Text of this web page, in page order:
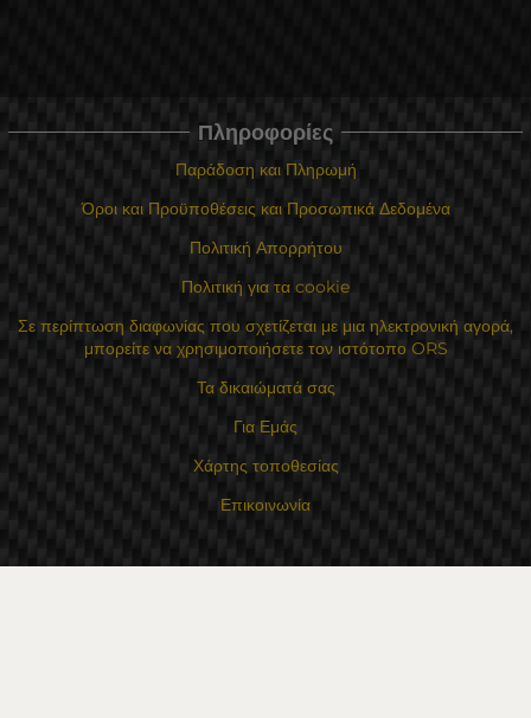
Πληροφορίες
Παράδοση και Πληρωμή
Όροι και Προϋποθέσεις και Προσωπικά Δεδομένα
Πολιτική Απορρήτου
Πολιτική για τα cookie
Σε περίπτωση διαφωνίας που σχετίζεται με μια ηλεκτρονική αγορά,
μπορείτε να χρησιμοποιήσετε τον ιστότοπο ORS
Τα δικαιώματά σας
Για Εμάς
Χάρτης τοποθεσίας
Επικοινωνία